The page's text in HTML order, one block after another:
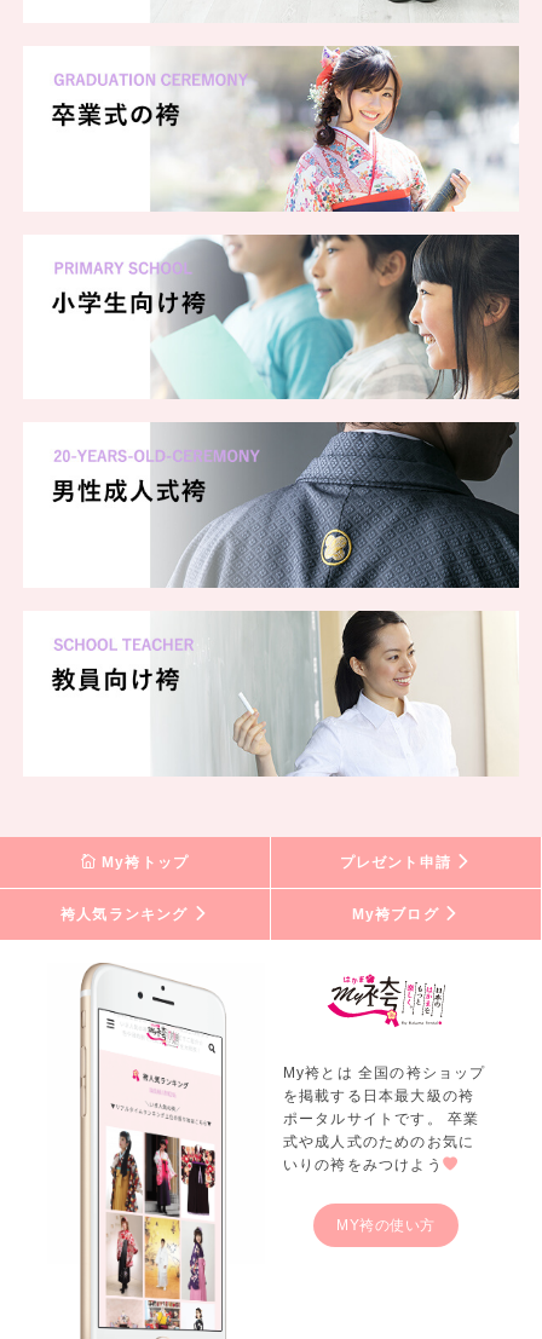
My袴トップ プレゼント申請
袴人気ランキング My袴ブログ
My袴とは 全国の袴ショップ
を掲載する日本最大級の袴
ポータルサイトです。 卒業
式や成人式のためのお気に
いりの袴をみつけよう
MY袴の使い方